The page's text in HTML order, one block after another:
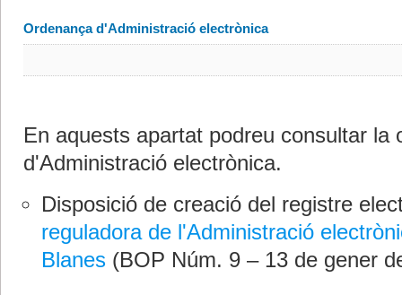
Ordenança d'Administració electrònica
En aquests apartat podreu consultar la
d'Administració electrònica.
Disposició de creació del registre
reguladora de l'Administració
Blanes(BOP Núm. 9 – 13 de gener